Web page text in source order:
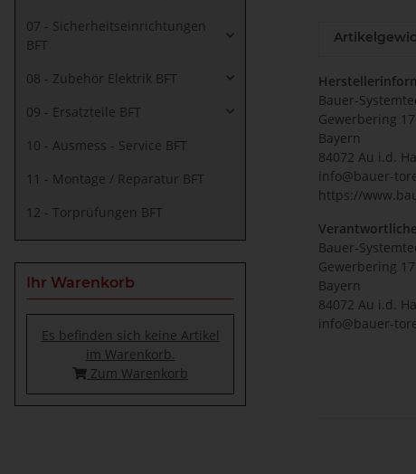
Bauer-
Gewerbering 17
Bayern
84072 Au i.d.
info@bauer-
https://
Bauer-
Gewerbering 17
Bayern
84072 Au i.d.
info@bauer-
07 - Sicherheitseinrichtungen
BFT
08 - Zubehör Elektrik BFT
09 - Ersatzteile BFT
10 - Ausmess - Service BFT
11 - Montage / Reparatur BFT
12 - Torprüfungen BFT
Ihr Warenkorb
Es befinden sich keine Artikel
im Warenkorb.
Zum Warenkorb